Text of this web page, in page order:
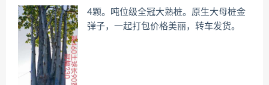
4颗。吨位级全冠大熟桩。原生大母桩金
弹子，一起打包价格美丽，转车发货。